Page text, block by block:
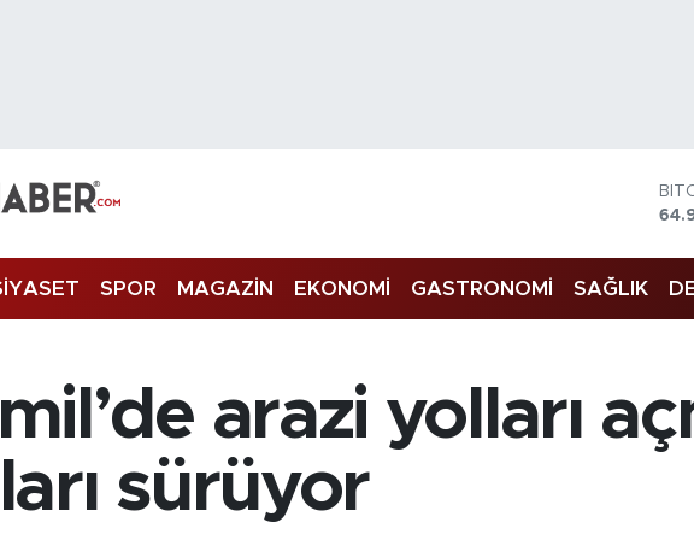
SPOR MAGAZİN EKONOMİ GASTRONOMİ SAĞLIK
arazi yolları
sürüyor